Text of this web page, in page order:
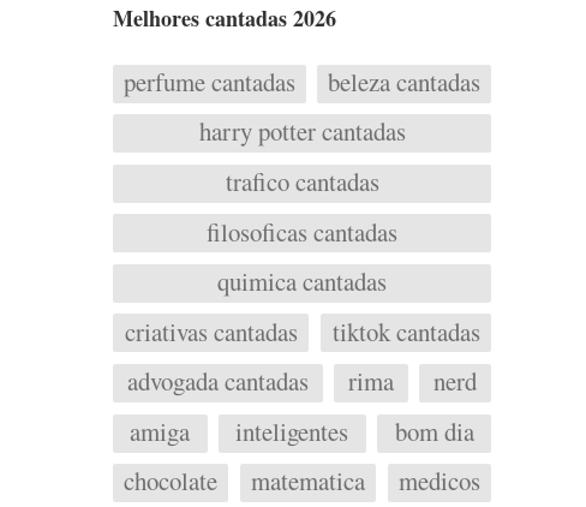
Melhores cantadas 2026
perfume cantadas
beleza cantadas
harry potter cantadas
trafico cantadas
filosoficas cantadas
quimica cantadas
criativas cantadas
tiktok cantadas
advogada cantadas
rima
nerd
amiga
inteligentes
bom dia
chocolate
matematica
medicos